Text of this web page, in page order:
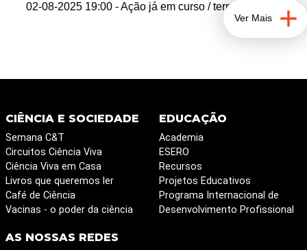
02-08-2025 19:00 - Ação já em curso / terminada
Ver Mais
CIÊNCIA E SOCIEDADE
Semana C&T
Circuitos Ciência Viva
Ciência Viva em Casa
Livros que queremos ler
Café de Ciência
Vacinas - o poder da ciência
EDUCAÇÃO
Academia
ESERO
Recursos
Projetos Educativos
Programa Internacional de
Desenvolvimento Profissional
AS NOSSAS REDES